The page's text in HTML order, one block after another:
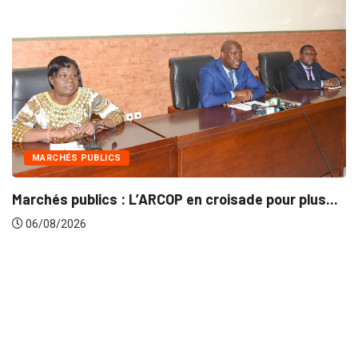
MARCHÉS PUBLICS
Marchés publics : L’ARCOP en croisade pour plus...
06/08/2026